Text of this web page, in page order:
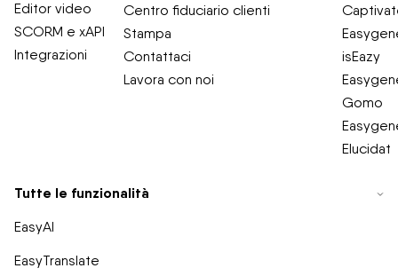
Editor video
SCORM e xAPI
Integrazioni
Centro fiduciario
Stampa
Contattaci
Lavora con noi
clienti
isEazy
Gomo
Elucidat
Tutte le funzionalità
EasyAI
EasyTranslate